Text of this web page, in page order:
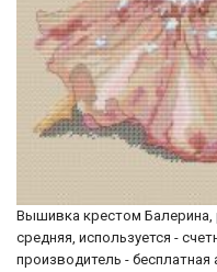
Вышивка крестом Балерина,
средняя, используется -
производитель - бесплатная